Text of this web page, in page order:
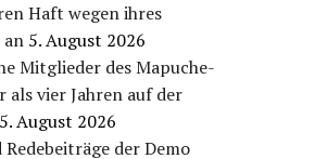
Haft wegen ihres
an 5. August 2026
Mitglieder des Mapuche-
als vier Jahren auf der
5. August 2026
der Demo